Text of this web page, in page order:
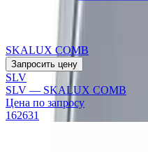
SKALUX COMB
Запросить цену
SLV
SLV — SKALUX COMB
Цена по запросу
162631